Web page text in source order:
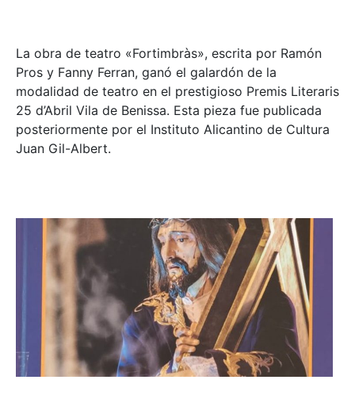
La obra de teatro «Fortimbràs», escrita por Ramón
Pros y Fanny Ferran, ganó el galardón de la
modalidad de teatro en el prestigioso Premis Literaris
25 d’Abril Vila de Benissa. Esta pieza fue publicada
posteriormente por el Instituto Alicantino de Cultura
Juan Gil-Albert.